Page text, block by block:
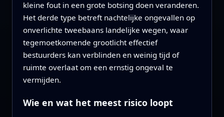
kleine fout in een grote botsing doen veranderen.
Het derde type betreft nachtelijke ongevallen op
onverlichte tweebaans landelijke wegen, waar
tegemoetkomende grootlicht effectief
bestuurders kan verblinden en weinig tijd of
ruimte overlaat om een ernstig ongeval te
vermijden.
Wie en wat het meest risico loopt